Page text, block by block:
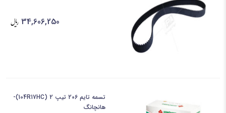
34,606,250
تسمه تایم 206 تیپ 2 (104R17HC)-
هانچانگ